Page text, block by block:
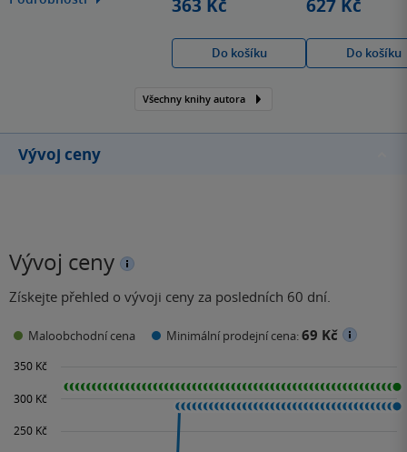
363 Kč
Do košíku
627 Kč
Do košíku
Všechny knihy autora
Vývoj ceny
Vývoj ceny
Získejte přehled o vývoji ceny za posledních 60 dní.
Maloobchodní cena Minimální prodejní cena:69 Kč